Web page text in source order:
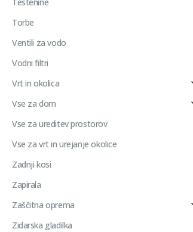
Torbe
Ventili za vodo
Vodni filtri
Vrt in okolica
Vse za dom
Vse za ureditev prostorov
Vse za vrt in urejanje okolice
Zadnji kosi
Zapirala
Zaščitna oprema
Zidarska gladilka